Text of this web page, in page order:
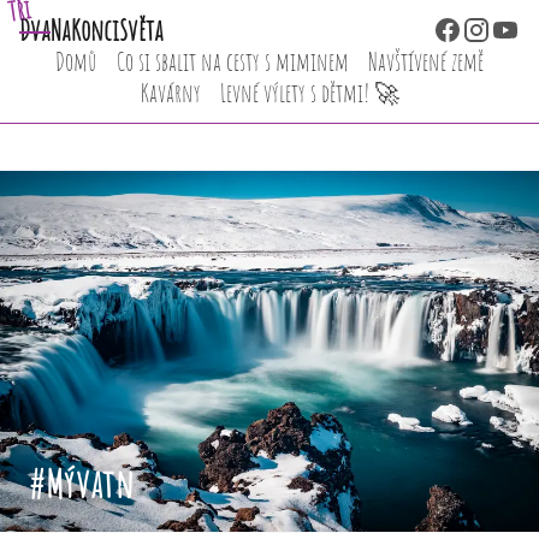
Dva
Tři
NaKonciSvěta
Domů Co si sbalit na cesty s miminem
Navštívené země
Kavárny
Levné výlety s dětmi! 🚀
#Mývatn